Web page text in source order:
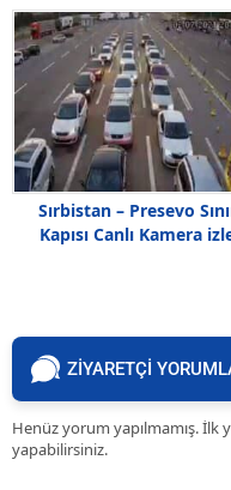
Sırbistan – Presevo
Kapısı Canlı Kamera
ZİYARETÇİ
Henüz yorum yapılmamış. İlk
yapabilirsiniz.